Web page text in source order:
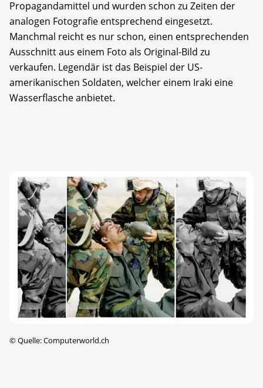
Propagandamittel und wurden schon zu Zeiten der
analogen Fotografie entsprechend eingesetzt.
Manchmal reicht es nur schon, einen entsprechenden
Ausschnitt aus einem Foto als Original-Bild zu
verkaufen. Legendär ist das Beispiel der US-
amerikanischen Soldaten, welcher einem Iraki eine
Wasserflasche anbietet.
©Quelle: Computerworld.ch